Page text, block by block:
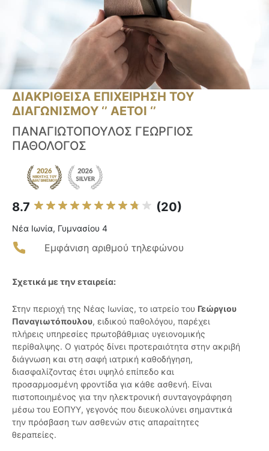
ΔΙΑΚΡΙΘΕΙΣΑ ΕΠΙΧΕΙΡΗΣΗ ΤΟΥ
ΔΙΑΓΩΝΙΣΜΟΥ ‘’ ΑΕΤΟΙ ‘’
ΠΑΝΑΓΙΩΤΟΠΟΥΛΟΣ ΓΕΩΡΓΙΟΣ
ΠΑΘΟΛΟΓΟΣ
8.7 (20)
Νέα Ιωνία, Γυμνασίου 4
Εμφάνιση αριθμού τηλεφώνου
Σχετικά με την εταιρεία:
Στην περιοχή της Νέας Ιωνίας, το ιατρείο του Γεώργιου
Παναγιωτόπουλου, ειδικού παθολόγου, παρέχει
πλήρεις υπηρεσίες πρωτοβάθμιας υγειονομικής
περίθαλψης. Ο γιατρός δίνει προτεραιότητα στην ακριβή
διάγνωση και στη σαφή ιατρική καθοδήγηση,
διασφαλίζοντας έτσι υψηλό επίπεδο και
προσαρμοσμένη φροντίδα για κάθε ασθενή. Είναι
πιστοποιημένος για την ηλεκτρονική συνταγογράφηση
μέσω του ΕΟΠΥΥ, γεγονός που διευκολύνει σημαντικά
την πρόσβαση των ασθενών στις απαραίτητες
θεραπείες.